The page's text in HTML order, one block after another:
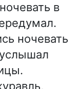
в
ночевать